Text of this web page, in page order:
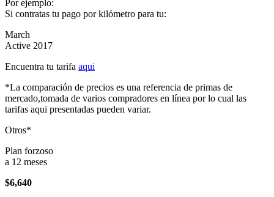
Por ejemplo:
Si contratas tu pago por kilómetro para tu:
March
Active 2017
Encuentra tu tarifa aqui
*La comparación de precios es una referencia de primas de
mercado,tomada de varios compradores en línea por lo cual las
tarifas aqui presentadas pueden variar.
Otros*
Plan forzoso
a 12 meses
$6,640